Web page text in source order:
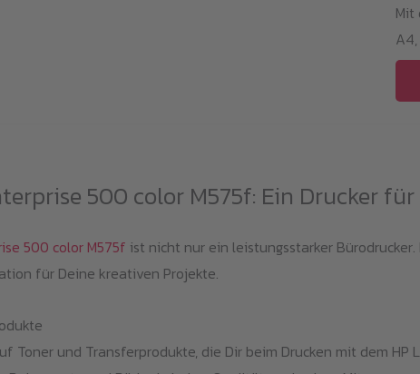
Mit
auf.
Die
500 color M575f: Ein Drucker
500 color M575f ist nicht nur ein leistungsstarker
für Deine kreativen Projekte.
Toner und Transferprodukte, die Dir beim Drucken mit dem